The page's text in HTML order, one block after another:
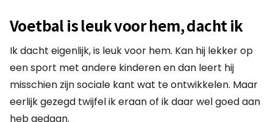
Voetbal is leuk voor hem, dacht ik
Ik dacht eigenlijk, is leuk voor hem. Kan hij lekker op
een sport met andere kinderen en dan leert hij
misschien zijn sociale kant wat te ontwikkelen. Maar
eerlijk gezegd twijfel ik eraan of ik daar wel goed aan
heb gedaan.